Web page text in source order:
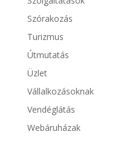
Szórakozás
Turizmus
Útmutatás
Üzlet
Vállalkozásoknak
Vendéglátás
Webáruházak